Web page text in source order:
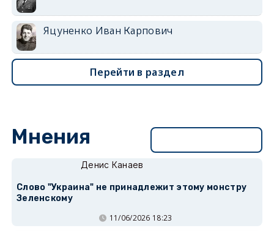
Яцуненко Иван Карпович
Перейти в раздел
Мнения
Денис Канаев
Слово "Украина" не принадлежит этому монстру
Зеленскому
11/06/2026 18:23